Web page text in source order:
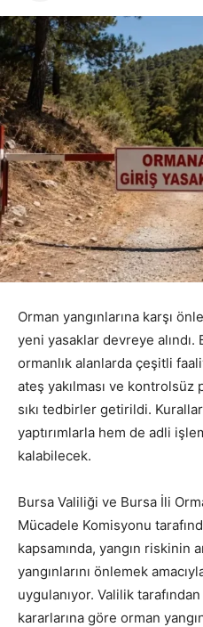
Orman yangınlarına karşı
yeni yasaklar devreye alındı.
ormanlık alanlarda çeşitli
ateş yakılması ve kontrolsüz
sıkı tedbirler getirildi.
yaptırımlarla hem de adli
kalabilecek.
Bursa Valiliği ve Bursa İli
Mücadele Komisyonu
kapsamında, yangın riskinin
yangınlarını önlemek
uygulanıyor. Valilik tarafından
kararlarına göre orman